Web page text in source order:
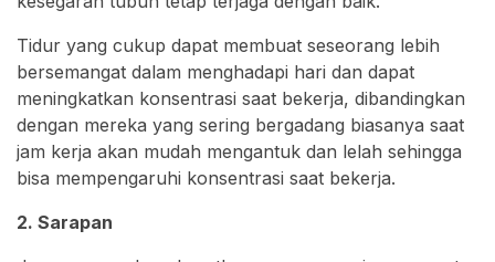
Tidur yang cukup dapat membuat seseorang lebih
bersemangat dalam menghadapi hari dan dapat
meningkatkan konsentrasi saat bekerja, dibandingkan
dengan mereka yang sering bergadang biasanya saat
jam kerja akan mudah mengantuk dan lelah sehingga
bisa mempengaruhi konsentrasi saat bekerja.
2. Sarapan